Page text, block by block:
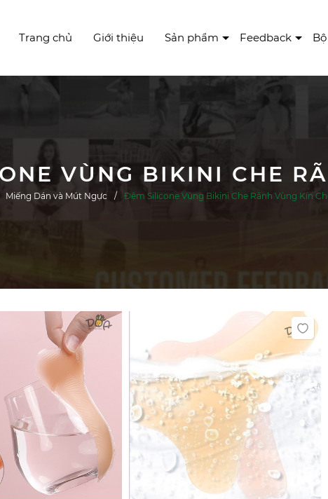
Trang chủ Giới thiệu Sản phẩm Feedback
Miếng Dán và Mút Ngực Đệm Silicone Vùng Bikini Che Rãnh Vùng Kín